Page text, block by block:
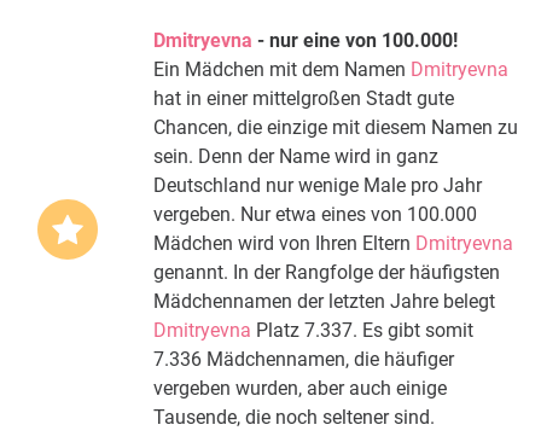
Dmitryevna - nur eine von 100.000!
Ein Mädchen mit dem Namen Dmitryevna
hat in einer mittelgroßen Stadt gute
Chancen, die einzige mit diesem Namen zu
sein. Denn der Name wird in ganz
Deutschland nur wenige Male pro Jahr
vergeben. Nur etwa eines von 100.000
Mädchen wird von Ihren Eltern Dmitryevna
genannt. In der Rangfolge der häufigsten
Mädchennamen der letzten Jahre belegt
Dmitryevna Platz 7.337. Es gibt somit
7.336 Mädchennamen, die häufiger
vergeben wurden, aber auch einige
Tausende, die noch seltener sind.